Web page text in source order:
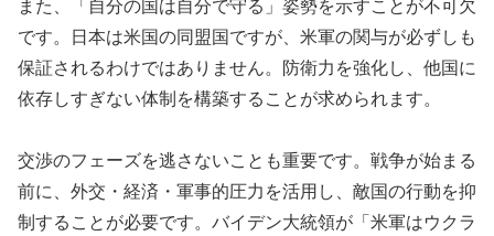
また、「自分の国は自分で守る」姿勢を示すことが不可欠
です。日本は米国の同盟国ですが、米軍の関与が必ずしも
保証されるわけではありません。防衛力を強化し、他国に
依存しすぎない体制を構築することが求められます。
交渉のフェーズを逃さないことも重要です。戦争が始まる
前に、外交・経済・軍事的圧力を活用し、敵国の行動を抑
制することが必要です。バイデン大統領が「米軍はウクラ